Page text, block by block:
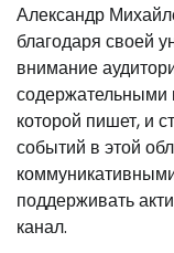
Александр
благодаря своей
внимание
содержательными
которой пишет, и
событий в этой
поддерживать
канал.